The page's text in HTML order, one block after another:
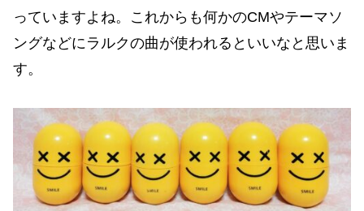
っていますよね。これからも何かのCMやテーマソ
ングなどにラルクの曲が使われるといいなと思いま
す。